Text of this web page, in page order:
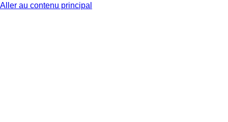
Aller au contenu principal